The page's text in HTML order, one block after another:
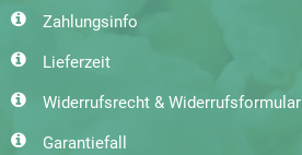
Zahlungsinfo
Lieferzeit
Widerrufsrecht & Widerrufsformular
Garantiefall